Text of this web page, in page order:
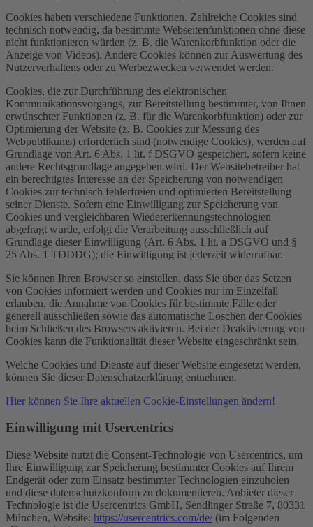
Cookies haben verschiedene Funktionen. Zahlreiche Cookies sind
technisch notwendig, da bestimmte Webseitenfunktionen ohne diese
nicht funktionieren würden (z. B. die Warenkorbfunktion oder die
Anzeige von Videos). Andere Cookies können zur Auswertung des
Nutzerverhaltens oder zu Werbezwecken verwendet werden.
Cookies, die zur Durchführung des elektronischen
Kommunikationsvorgangs, zur Bereitstellung bestimmter, von Ihnen
erwünschter Funktionen (z. B. für die Warenkorbfunktion) oder zur
Optimierung der Website (z. B. Cookies zur Messung des
Webpublikums) erforderlich sind (notwendige Cookies), werden auf
Grundlage von Art. 6 Abs. 1 lit. f DSGVO gespeichert, sofern keine
andere Rechtsgrundlage angegeben wird. Der Websitebetreiber hat
ein berechtigtes Interesse an der Speicherung von notwendigen
Cookies zur technisch fehlerfreien und optimierten Bereitstellung
seiner Dienste. Sofern eine Einwilligung zur Speicherung von
Cookies und vergleichbaren Wiedererkennungstechnologien
abgefragt wurde, erfolgt die Verarbeitung ausschließlich auf
Grundlage dieser Einwilligung (Art. 6 Abs. 1 lit. a DSGVO und §
25 Abs. 1 TDDDG); die Einwilligung ist jederzeit widerrufbar.
Sie können Ihren Browser so einstellen, dass Sie über das Setzen
von Cookies informiert werden und Cookies nur im Einzelfall
erlauben, die Annahme von Cookies für bestimmte Fälle oder
generell ausschließen sowie das automatische Löschen der Cookies
beim Schließen des Browsers aktivieren. Bei der Deaktivierung von
Cookies kann die Funktionalität dieser Website eingeschränkt sein.
Welche Cookies und Dienste auf dieser Website eingesetzt werden,
können Sie dieser Datenschutzerklärung entnehmen.
Hier können Sie Ihre aktuellen Cookie-Einstellungen ändern!
Einwilligung mit Usercentrics
Diese Website nutzt die Consent-Technologie von Usercentrics, um
Ihre Einwilligung zur Speicherung bestimmter Cookies auf Ihrem
Endgerät oder zum Einsatz bestimmter Technologien einzuholen
und diese datenschutzkonform zu dokumentieren. Anbieter dieser
Technologie ist die Usercentrics GmbH, Sendlinger Straße 7, 80331
München, Website: https://usercentrics.com/de/ (im Folgenden